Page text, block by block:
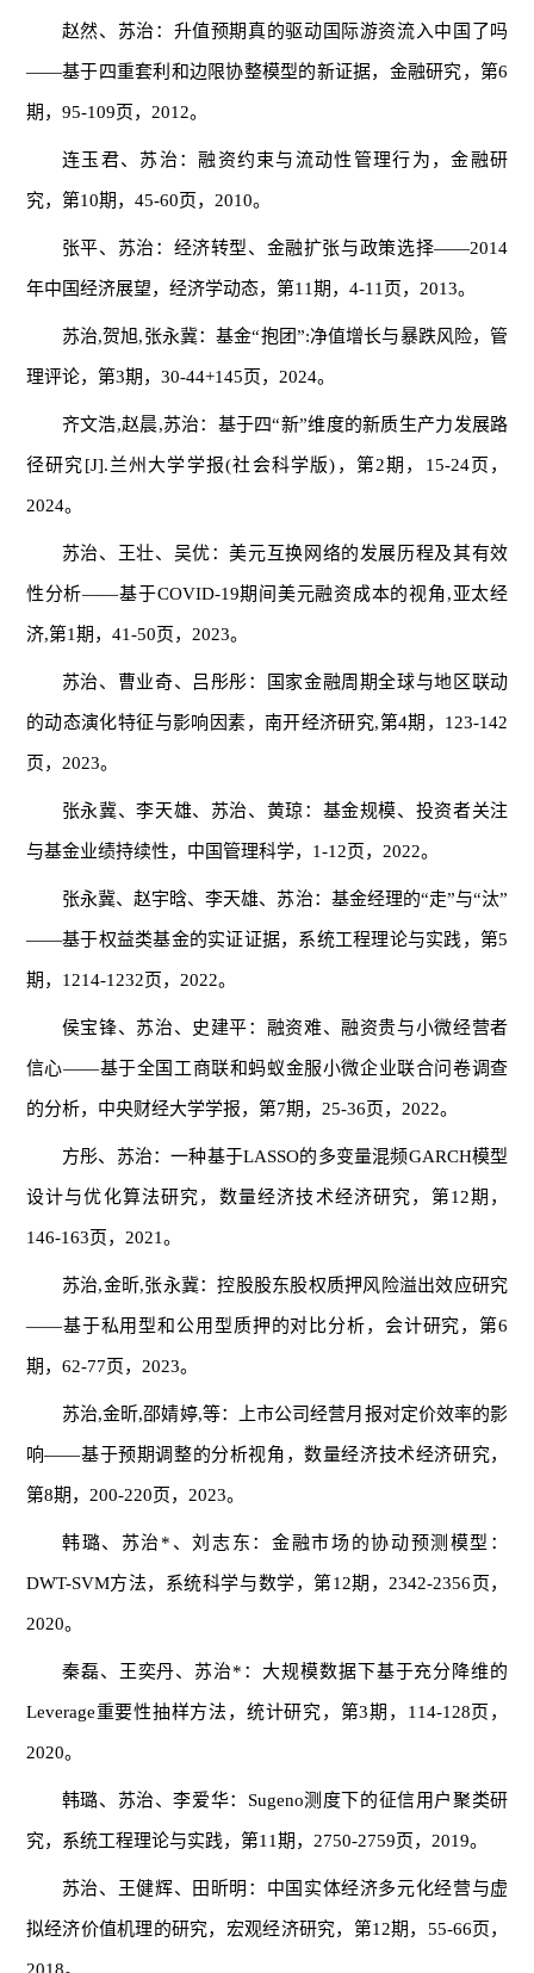
赵然、苏治：升值预期真的驱动国际游资流入中国了吗
——基于四重套利和边限协整模型的新证据，金融研究，第6
期，95-109页，2012。
连玉君、苏治：融资约束与流动性管理行为，金融研
究，第10期，45-60页，2010。
张平、苏治：经济转型、金融扩张与政策选择——2014
年中国经济展望，经济学动态，第11期，4-11页，2013。
苏治,贺旭,张永冀：基金“抱团”:净值增长与暴跌风险，管
理评论，第3期，30-44+145页，2024。
齐文浩,赵晨,苏治：基于四“新”维度的新质生产力发展路
径研究[J].兰州大学学报(社会科学版)，第2期，15-24页，
2024。
苏治、王壮、吴优：美元互换网络的发展历程及其有效
性分析——基于COVID-19期间美元融资成本的视角,亚太经
济,第1期，41-50页，2023。
苏治、曹业奇、吕彤彤：国家金融周期全球与地区联动
的动态演化特征与影响因素，南开经济研究,第4期，123-142
页，2023。
张永冀、李天雄、苏治、黄琼：基金规模、投资者关注
与基金业绩持续性，中国管理科学，1-12页，2022。
张永冀、赵宇晗、李天雄、苏治：基金经理的“走”与“汰”
——基于权益类基金的实证证据，系统工程理论与实践，第5
期，1214-1232页，2022。
侯宝锋、苏治、史建平：融资难、融资贵与小微经营者
信心——基于全国工商联和蚂蚁金服小微企业联合问卷调查
的分析，中央财经大学学报，第7期，25-36页，2022。
方彤、苏治：一种基于LASSO的多变量混频GARCH模型
设计与优化算法研究，数量经济技术经济研究，第12期，
146-163页，2021。
苏治,金昕,张永冀：控股股东股权质押风险溢出效应研究
——基于私用型和公用型质押的对比分析，会计研究，第6
期，62-77页，2023。
苏治,金昕,邵婧婷,等：上市公司经营月报对定价效率的影
响——基于预期调整的分析视角，数量经济技术经济研究，
第8期，200-220页，2023。
韩璐、苏治*、刘志东：金融市场的协动预测模型：
DWT-SVM方法，系统科学与数学，第12期，2342-2356页，
2020。
秦磊、王奕丹、苏治*：大规模数据下基于充分降维的
Leverage重要性抽样方法，统计研究，第3期，114-128页，
2020。
韩璐、苏治、李爱华：Sugeno测度下的征信用户聚类研
究，系统工程理论与实践，第11期，2750-2759页，2019。
苏治、王健辉、田昕明：中国实体经济多元化经营与虚
拟经济价值机理的研究，宏观经济研究，第12期，55-66页，